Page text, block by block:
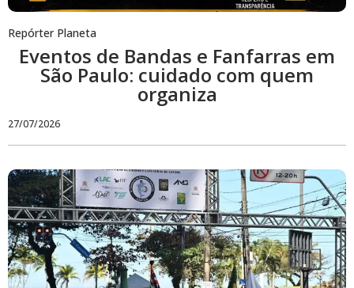
Repórter Planeta
Eventos de Bandas e Fanfarras em
São Paulo: cuidado com quem
organiza
27/07/2026